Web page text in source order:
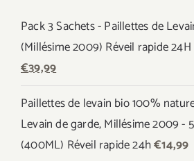
Pack 3 Sachets - Paillettes de
(Millésime 2009) Réveil rapide 24H
Le
initial
était :
€44,97.
€39,99Le
actuel
est :
€39,99.
Paillettes de levain bio 100%
Levain de garde, Millésime 2009 -
(400ML) Réveil rapide 24h€14,99